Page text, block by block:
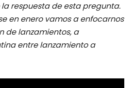
respuesta de esta pregunta.
en enero vamos a enfocarnos
de lanzamientos, a
entre lanzamiento a